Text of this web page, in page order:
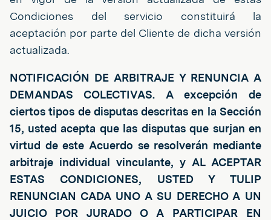
Condiciones del servicio constituirá la
aceptación por parte del Cliente de dicha versión
actualizada.
NOTIFICACIÓN DE ARBITRAJE Y RENUNCIA A
DEMANDAS COLECTIVAS. A excepción de
ciertos tipos de disputas descritas en la Sección
15, usted acepta que las disputas que surjan en
virtud de este Acuerdo se resolverán mediante
arbitraje individual vinculante, y AL ACEPTAR
ESTAS CONDICIONES, USTED Y TULIP
RENUNCIAN CADA UNO A SU DERECHO A UN
JUICIO POR JURADO O A PARTICIPAR EN